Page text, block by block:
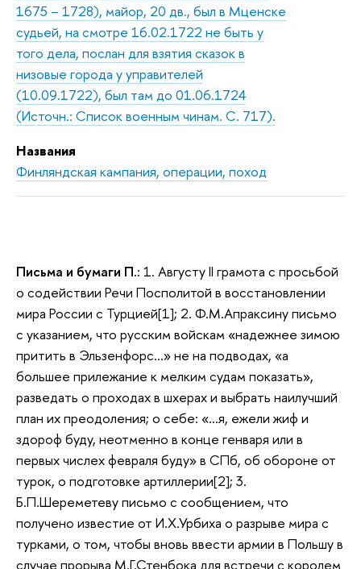
1675 – 1728), майор, 20 дв., был в Мценске
судьей, на смотре 16.02.1722 не быть у
того дела, послан для взятия сказок в
низовые города у управителей
(10.09.1722), был там до 01.06.1724
(Источн.: Список военным чинам. С. 717).
Названия
Финляндская кампания, операции, поход
Письма и бумаги П.: 1. Августу II грамота с просьбой
о содействии Речи Посполитой в восстановлении
мира России с Турцией[1]; 2. Ф.М.Апраксину письмо
с указанием, что русским войскам «надежнее зимою
притить в Эльзенфорс…» не на подводах, «а
большее прилежание к мелким судам показать»,
разведать о проходах в шхерах и выбрать наилучший
план их преодоления; о себе: «…я, ежели жиф и
здороф буду, неотменно в конце генваря или в
первых числех февраля буду» в СПб, об обороне от
турок, о подготовке артиллерии[2]; 3.
Б.П.Шереметеву письмо с сообщением, что
получено известие от И.Х.Урбиха о разрыве мира с
турками, о том, чтобы вновь ввести армии в Польшу в
случае прорыва М.Г.Стенбока для встречи с королем